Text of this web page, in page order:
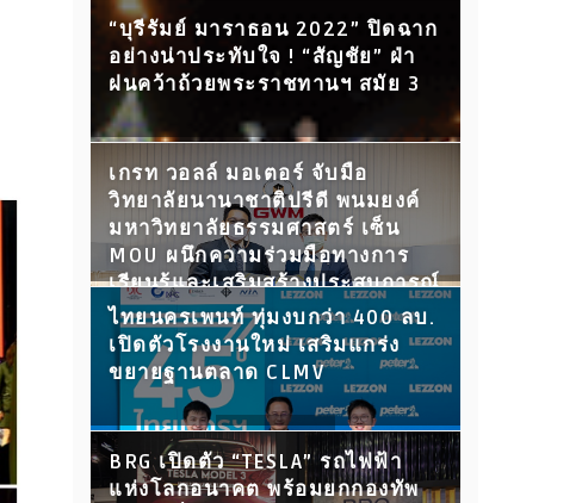
“บุรีรัมย์ มาราธอน 2022” ปิดฉาก
อย่างน่าประทับใจ ! “สัญชัย” ฝ่า
ฝนคว้าถ้วยพระราชทานฯ สมัย 3
เกรท วอลล์ มอเตอร์ จับมือ
วิทยาลัยนานาชาติปรีดี พนมยงค์
มหาวิทยาลัยธรรมศาสตร์ เซ็น
MOU ผนึกความร่วมมือทางการ
เรียนรู้และเสริมสร้างประสบการณ์
ให้นักศึกษา พร้อมเปิดประตูสู่โลก
การทำงานในอนาคต
ไทยนครเพนท์ ทุ่มงบกว่า 400 ลบ.
เปิดตัวโรงงานใหม่ เสริมแกร่ง
ขยายฐานตลาด CLMV
BRG เปิดตัว “TESLA” รถไฟฟ้า
แห่งโลกอนาคต พร้อมยกกองทัพ